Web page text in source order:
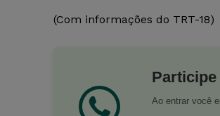
(Com informações do TRT-18)
Ao entrar você